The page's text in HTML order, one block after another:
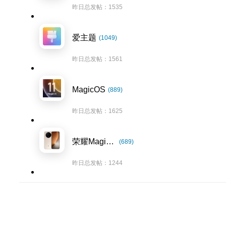
昨日总发帖：1535
爱主题 (1049)
昨日总发帖：1561
MagicOS (889)
昨日总发帖：1625
荣耀Magic8系列 (689)
昨日总发帖：1244